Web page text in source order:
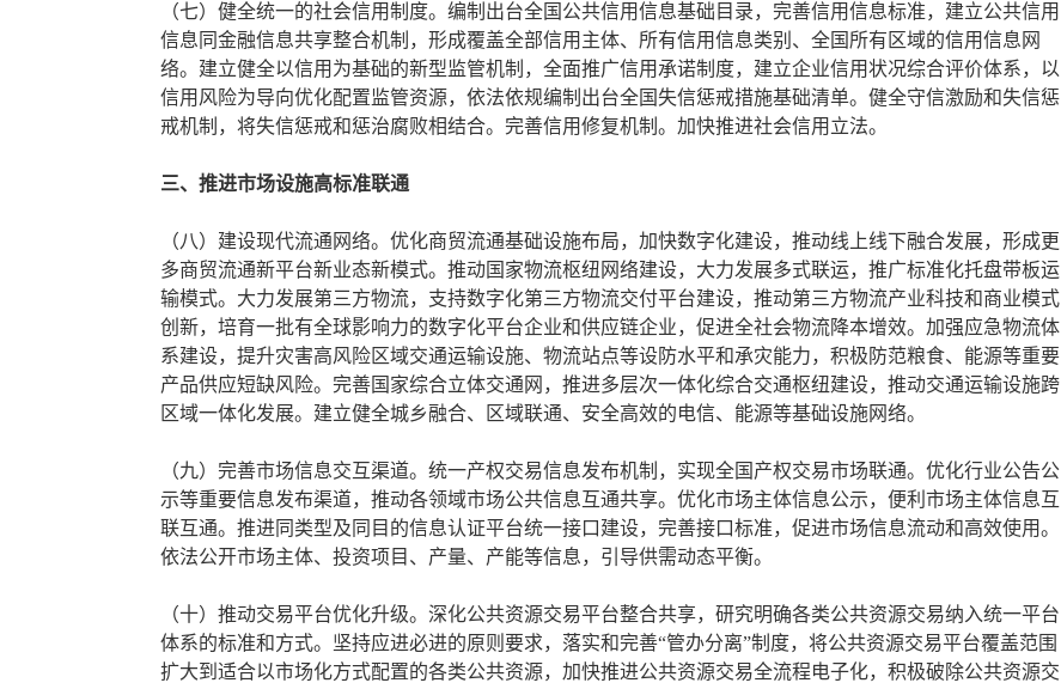
（七）健全统一的社会信用制度。编制出台全国公共信用信息基础目录，完善信用信息标准，建立公共信用
信息同金融信息共享整合机制，形成覆盖全部信用主体、所有信用信息类别、全国所有区域的信用信息网
络。建立健全以信用为基础的新型监管机制，全面推广信用承诺制度，建立企业信用状况综合评价体系，以
信用风险为导向优化配置监管资源，依法依规编制出台全国失信惩戒措施基础清单。健全守信激励和失信惩
戒机制，将失信惩戒和惩治腐败相结合。完善信用修复机制。加快推进社会信用立法。
三、推进市场设施高标准联通
（八）建设现代流通网络。优化商贸流通基础设施布局，加快数字化建设，推动线上线下融合发展，形成更
多商贸流通新平台新业态新模式。推动国家物流枢纽网络建设，大力发展多式联运，推广标准化托盘带板运
输模式。大力发展第三方物流，支持数字化第三方物流交付平台建设，推动第三方物流产业科技和商业模式
创新，培育一批有全球影响力的数字化平台企业和供应链企业，促进全社会物流降本增效。加强应急物流体
系建设，提升灾害高风险区域交通运输设施、物流站点等设防水平和承灾能力，积极防范粮食、能源等重要
产品供应短缺风险。完善国家综合立体交通网，推进多层次一体化综合交通枢纽建设，推动交通运输设施跨
区域一体化发展。建立健全城乡融合、区域联通、安全高效的电信、能源等基础设施网络。
（九）完善市场信息交互渠道。统一产权交易信息发布机制，实现全国产权交易市场联通。优化行业公告公
示等重要信息发布渠道，推动各领域市场公共信息互通共享。优化市场主体信息公示，便利市场主体信息互
联互通。推进同类型及同目的信息认证平台统一接口建设，完善接口标准，促进市场信息流动和高效使用。
依法公开市场主体、投资项目、产量、产能等信息，引导供需动态平衡。
（十）推动交易平台优化升级。深化公共资源交易平台整合共享，研究明确各类公共资源交易纳入统一平台
体系的标准和方式。坚持应进必进的原则要求，落实和完善“管办分离”制度，将公共资源交易平台覆盖范围
扩大到适合以市场化方式配置的各类公共资源，加快推进公共资源交易全流程电子化，积极破除公共资源交